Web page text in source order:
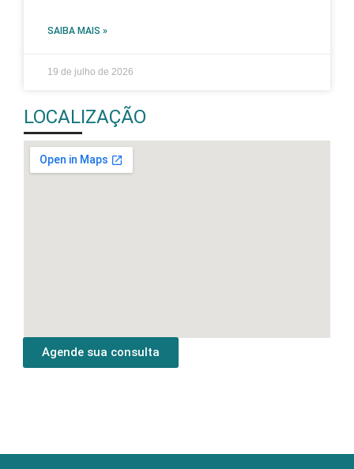
SAIBA MAIS »
19 de julho de 2026
LOCALIZAÇÃO
Agende sua consulta